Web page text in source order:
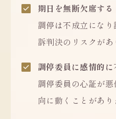
期日を無断欠席する
調停は不成立にな
訴判決のリスクがあ
調停委員に感情的に
調停委員の心証が
向に動くことがあり